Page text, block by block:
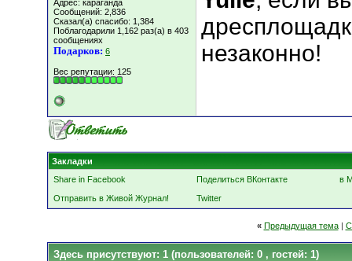
Адрес: караганда
Сообщений: 2,836
Сказал(а) спасибо: 1,384
Поблагодарили 1,162 раз(а) в 403
сообщениях
Подарков: 6
Вес репутации: 125
незаконно!
Закладки
Share in Facebook
Поделиться ВКонтакте
в
Отправить в Живой Журнал!
Twitter
« Предыдущая тема|
Здесь присутствуют: 1 (пользователей: 0 , гостей: 1)